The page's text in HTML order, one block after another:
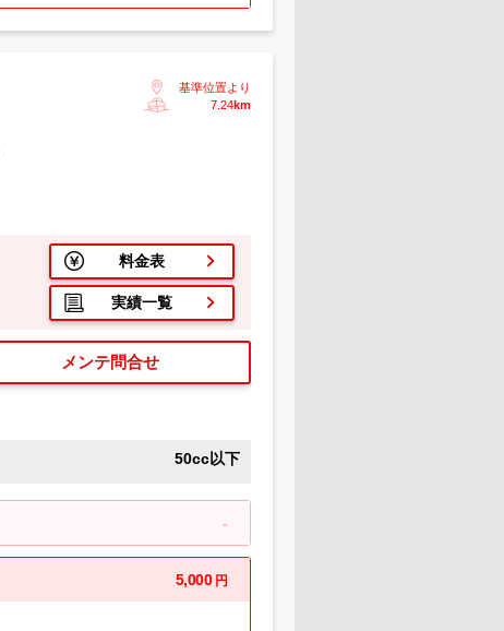
基準位置より
7.24km
料金表
実績一覧
メンテ問合せ
50cc以下
-
5,000 円